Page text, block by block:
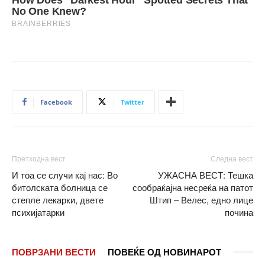
Facebook Twitter
Претходна вест
И тоа се случи кај нас: Во
битолската болница се
степле лекарки, двете
психијатарки
Следна вест
УЖАСНА ВЕСТ: Тешка
сообраќајна несреќа на патот
Штип – Велес, едно лице
почина
ПОВРЗАНИ ВЕСТИ ПОВЕЌЕ ОД НОВИНАРОТ